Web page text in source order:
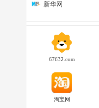
新华网
67632.com
淘宝网